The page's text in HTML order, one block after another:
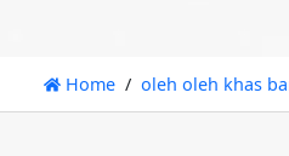
Home oleh oleh khas